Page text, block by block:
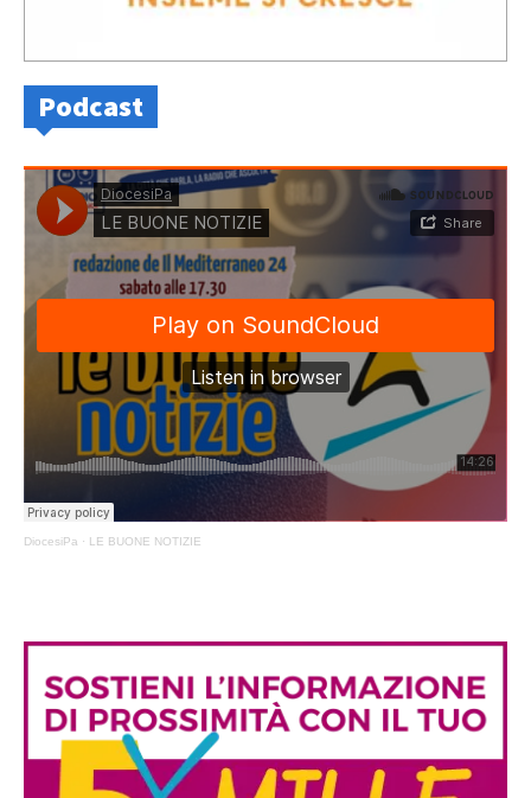
Podcast
DiocesiPa · LE BUONE NOTIZIE